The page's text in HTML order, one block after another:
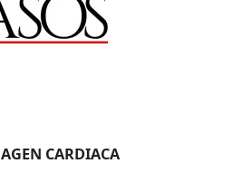
CARDIACA